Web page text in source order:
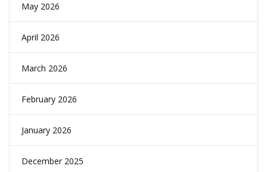
May 2026
April 2026
March 2026
February 2026
January 2026
December 2025